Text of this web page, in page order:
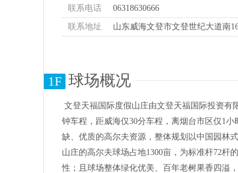
联系电话 06318630666
联系地址
山东威海文登市文登世纪大道南
1F 球场概况
文登天福国际度假山庄由文登天福国际投资有
钟车程，距威海仅30分车程，离烟台市区仅1
缺、优质的高尔夫资源，整体规划以中国园林
山庄的高尔夫球场占地1300亩，为标准杆72杆
性；且球场整体绿化优美、百年老树果香四溢